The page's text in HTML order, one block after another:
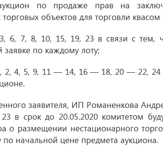
по продаже прав на
объектов для торговли
7, 8, 10, 15, 19, 23 в связи с тем,
заявке по каждому лоту;
4, 5, 9, 11 — 14, 16 — 18, 20 — 22, 24 —
заявителя, ИП Романенкова
23 в срокдо 20.05.2020комитетом
о размещении нестационарного
начальной цене предмета аукциона.